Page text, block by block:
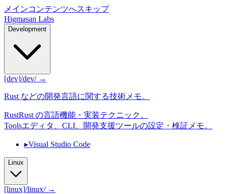
メインコンテンツへスキップ
Higmasan Labs
Development
[dev]/dev/ →
Rust などの開発言語に関する技術メモ。
RustRust の言語機能・実装テクニック。
Toolsエディタ、CLI、開発支援ツールの設定・検証メモ。
▸Visual Studio Code
Linux
[linux]/linux/ →